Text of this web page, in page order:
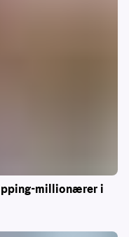
millionærer i